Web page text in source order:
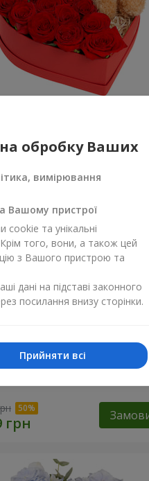
"Зворушливий
в коробці "Любов в
обробку Ваших
вимірювання
Вашому пристрої
та унікальні
того, вони, а також цей
з Вашого пристрою та
дані на підставі законного
посилання внизу сторінки.
Прийняти всі